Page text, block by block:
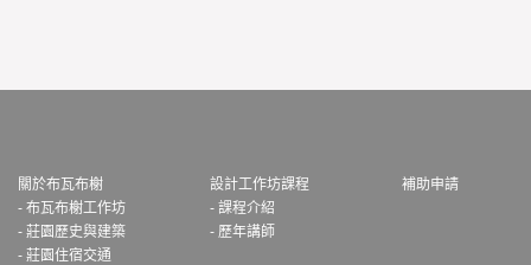
關於布瓦布榭
- 布瓦布榭工作坊
- 莊園歷史與建築
- 莊園住宿交通
設計工作坊課程
- 課程介紹
- 歷年講師
補助申請